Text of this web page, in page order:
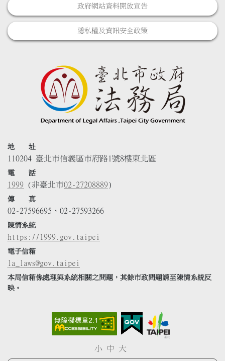
政府網站資料開放宣告
隱私權及資訊安全政策
地 址
110204 臺北市信義區市府路1號8樓東北區
電 話
1999 (非臺北市02-27208889)
傳 真
02-27596695、02-27593266
陳情系統
https://1999.gov.taipei
電子信箱
la_laws@gov.taipei
本局信箱係處理與系統相關之問題，其餘市政問題請至陳情系統反
映。
小 中 大